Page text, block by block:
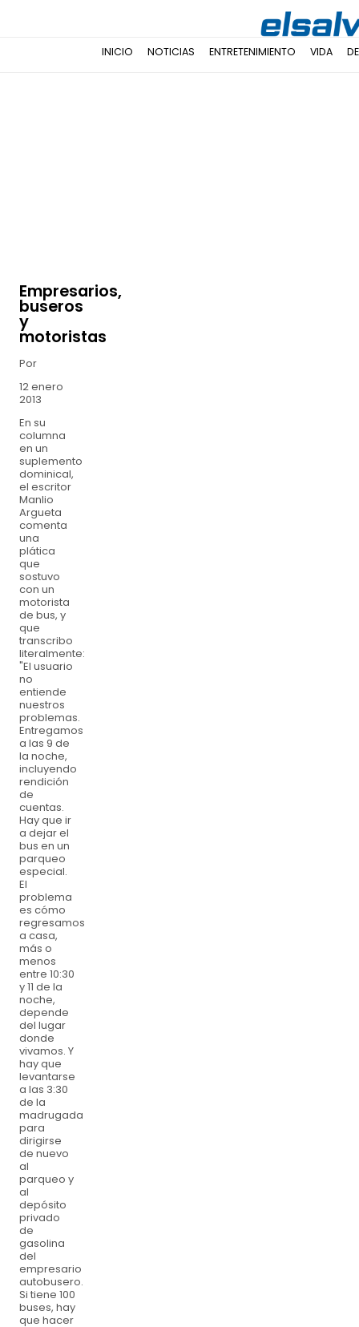
INICIO NOTICIAS ENTRETENIMIENTO VIDA
Empresarios,
buseros
y
motoristas
Por
12 enero
2013
En su
columna
en un
suplemento
dominical,
el escritor
Manlio
Argueta
comenta
una
plática
que
sostuvo
con un
motorista
de bus, y
que
transcribo
literalmente:
"El usuario
no
entiende
nuestros
problemas.
Entregamos
a las 9 de
la noche,
incluyendo
rendición
de
cuentas.
Hay que ir
a dejar el
bus en un
parqueo
especial.
El
problema
es cómo
regresamos
a casa,
más o
menos
entre 10:30
y 11 de la
noche,
depende
del lugar
donde
vivamos. Y
hay que
levantarse
a las 3:30
de la
madrugada
para
dirigirse
de nuevo
al
parqueo y
al
depósito
privado
de
gasolina
del
empresario
autobusero.
Si tiene 100
buses, hay
que hacer